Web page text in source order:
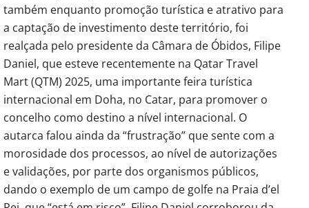
também enquanto promoção turística e atrativo para
a captação de investimento deste território, foi
realçada pelo presidente da Câmara de Óbidos, Filipe
Daniel, que esteve recentemente na Qatar Travel
Mart (QTM) 2025, uma importante feira turística
internacional em Doha, no Catar, para promover o
concelho como destino a nível internacional. O
autarca falou ainda da “frustração” que sente com a
morosidade dos processos, ao nível de autorizações
e validações, por parte dos organismos públicos,
dando o exemplo de um campo de golfe na Praia d’el